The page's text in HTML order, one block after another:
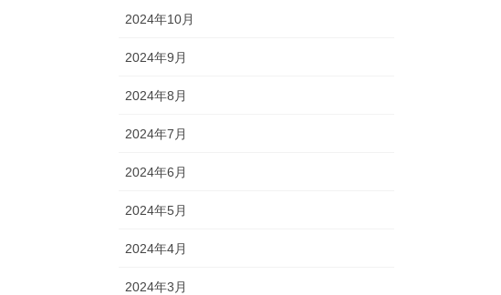
2024年10月
2024年9月
2024年8月
2024年7月
2024年6月
2024年5月
2024年4月
2024年3月